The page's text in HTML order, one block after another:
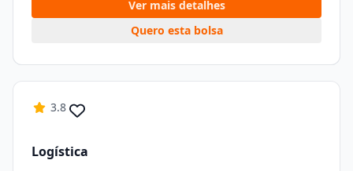
Ver mais detalhes
Quero esta bolsa
3.8
Logística